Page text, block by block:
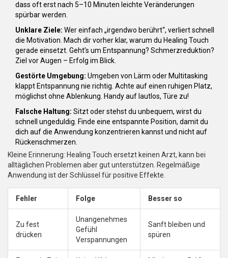
dass oft erst nach 5–10 Minuten leichte Veränderungen
spürbar werden.
Unklare Ziele: Wer einfach „irgendwo berührt“, verliert schnell
die Motivation. Mach dir vorher klar, warum du Healing Touch
gerade einsetzt. Geht’s um Entspannung? Schmerzreduktion?
Ziel vor Augen – Erfolg im Blick.
Gestörte Umgebung: Umgeben von Lärm oder Multitasking
klappt Entspannung nie richtig. Achte auf einen ruhigen Platz,
möglichst ohne Ablenkung. Handy auf lautlos, Türe zu!
Falsche Haltung: Sitzt oder stehst du unbequem, wirst du
schnell ungeduldig. Finde eine entspannte Position, damit du
dich auf die Anwendung konzentrieren kannst und nicht auf
Rückenschmerzen.
Kleine Erinnerung: Healing Touch ersetzt keinen Arzt, kann bei
alltäglichen Problemen aber gut unterstützen. Regelmäßige
Anwendung ist der Schlüssel für positive Effekte.
Fehler Folge Besser so
Zu fest
drücken
Unangenehmes
Gefühl
Verspannungen
Sanft bleiben und
spüren